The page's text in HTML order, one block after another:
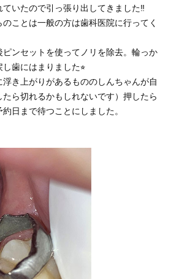
いたので引っ張り出してきました‼︎
のことは一般の方は歯科医院に行ってく
ンセットを使ってノリを除去。輪っか
歯にはまりました⭐︎
き上がりがあるもののしんちゃんが自
ら切れるかもしれないです）押したら
日まで待つことにしました。